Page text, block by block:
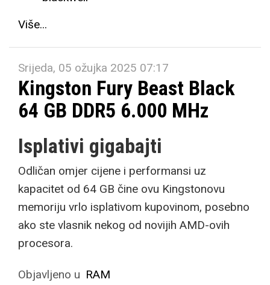
Više...
Srijeda, 05 ožujka 2025 07:17
Kingston Fury Beast Black
64 GB DDR5 6.000 MHz
Isplativi gigabajti
Odličan omjer cijene i performansi uz
kapacitet od 64 GB čine ovu Kingstonovu
memoriju vrlo isplativom kupovinom, posebno
ako ste vlasnik nekog od novijih AMD-ovih
procesora.
Objavljeno u RAM